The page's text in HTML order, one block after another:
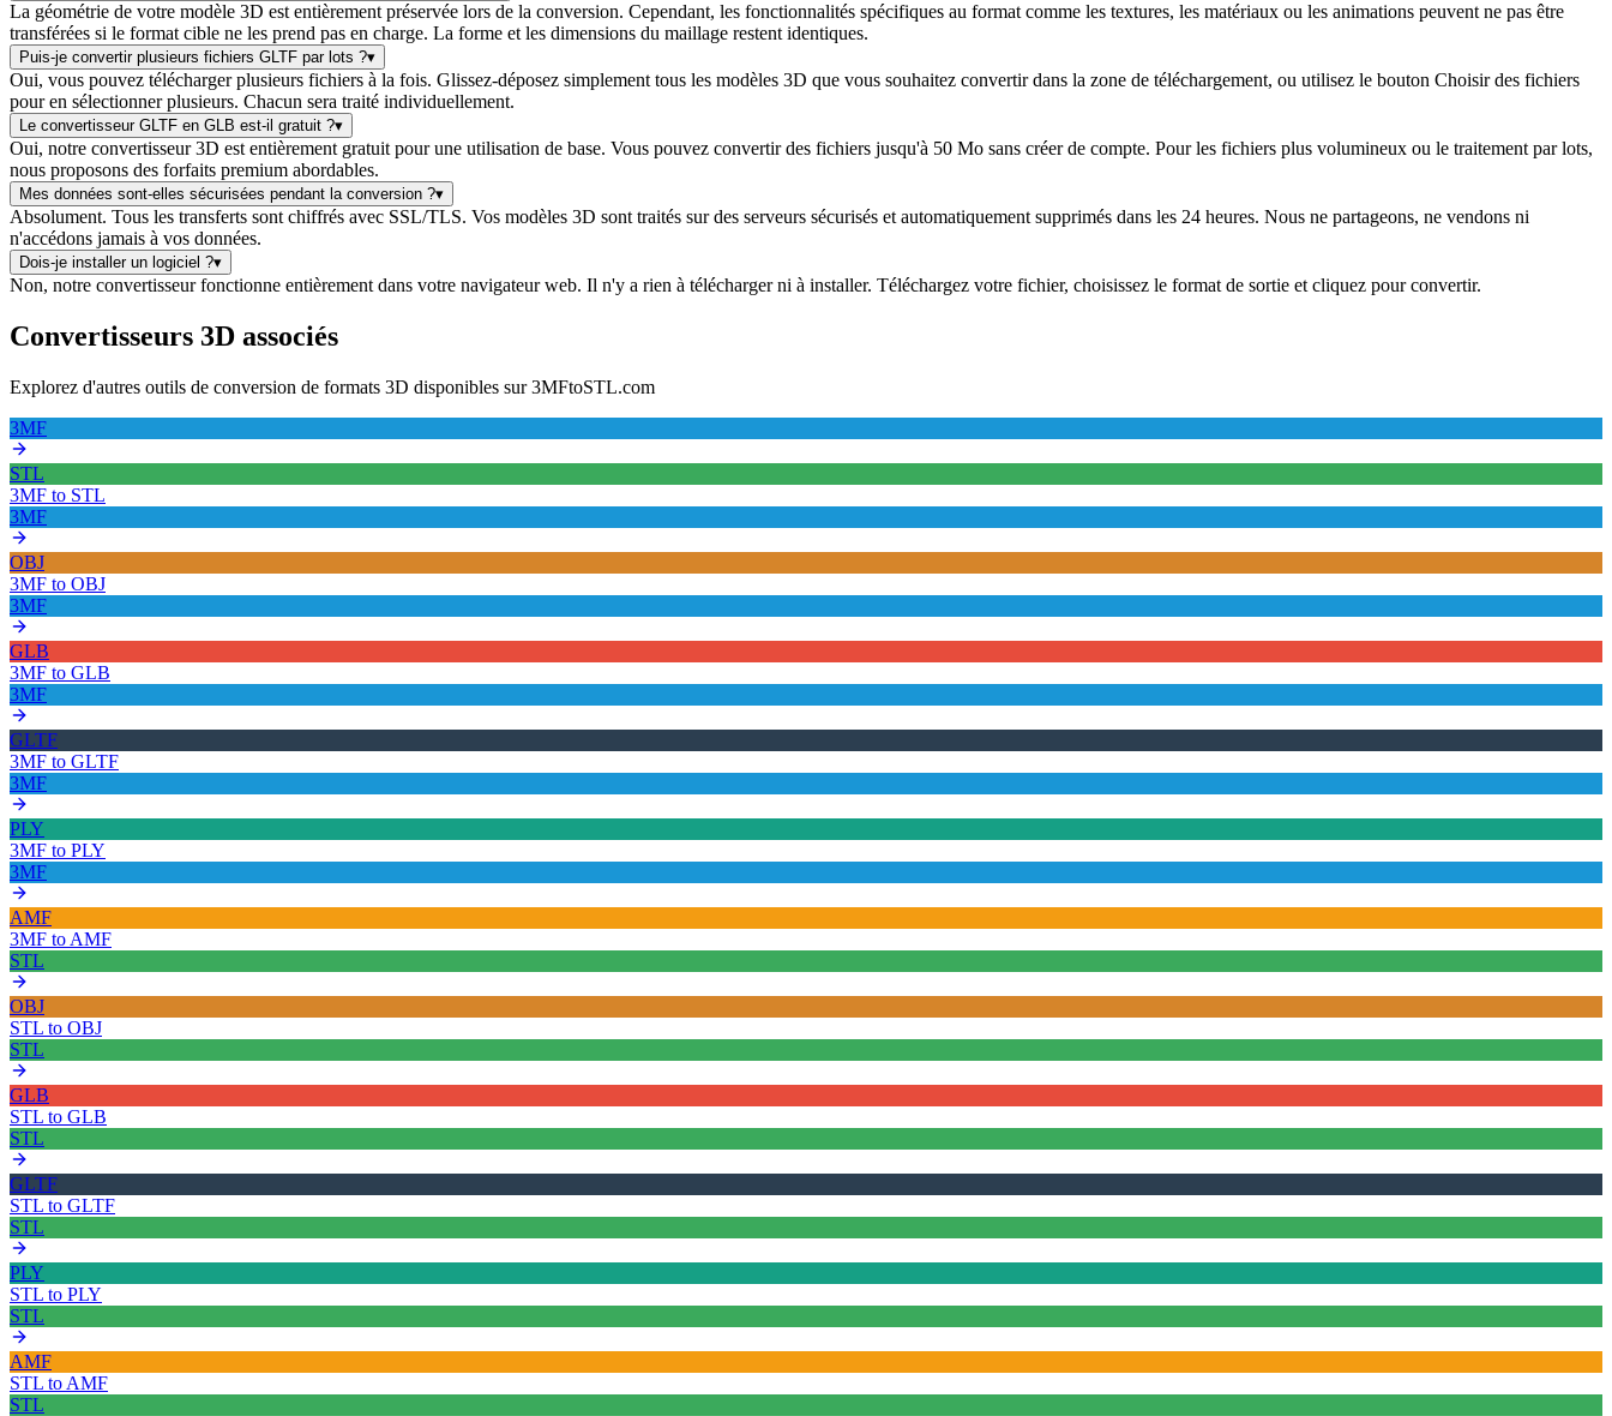
La géométrie de votre modèle 3D est entièrement préservée lors de la conversion. Cependant, les fonctionnalités spécifiques au format comme les textures, les matériaux ou les animations peuvent ne pas être
transférées si le format cible ne les prend pas en charge. La forme et les dimensions du maillage restent identiques.
Puis-je convertir plusieurs fichiers GLTF par lots ?▾
Oui, vous pouvez télécharger plusieurs fichiers à la fois. Glissez-déposez simplement tous les modèles 3D que vous souhaitez convertir dans la zone de téléchargement, ou utilisez le bouton Choisir des fichiers
pour en sélectionner plusieurs. Chacun sera traité individuellement.
Le convertisseur GLTF en GLB est-il gratuit ?▾
Oui, notre convertisseur 3D est entièrement gratuit pour une utilisation de base. Vous pouvez convertir des fichiers jusqu'à 50 Mo sans créer de compte. Pour les fichiers plus volumineux ou le traitement par lots,
nous proposons des forfaits premium abordables.
Mes données sont-elles sécurisées pendant la conversion ?▾
Absolument. Tous les transferts sont chiffrés avec SSL/TLS. Vos modèles 3D sont traités sur des serveurs sécurisés et automatiquement supprimés dans les 24 heures. Nous ne partageons, ne vendons ni
n'accédons jamais à vos données.
Dois-je installer un logiciel ?▾
Non, notre convertisseur fonctionne entièrement dans votre navigateur web. Il n'y a rien à télécharger ni à installer. Téléchargez votre fichier, choisissez le format de sortie et cliquez pour convertir.
Convertisseurs 3D associés
Explorez d'autres outils de conversion de formats 3D disponibles sur 3MFtoSTL.com
3MF
STL
3MF to STL
3MF
OBJ
3MF to OBJ
3MF
GLB
3MF to GLB
3MF
GLTF
3MF to GLTF
3MF
PLY
3MF to PLY
3MF
AMF
3MF to AMF
STL
OBJ
STL to OBJ
STL
GLB
STL to GLB
STL
GLTF
STL to GLTF
STL
PLY
STL to PLY
STL
AMF
STL to AMF
STL